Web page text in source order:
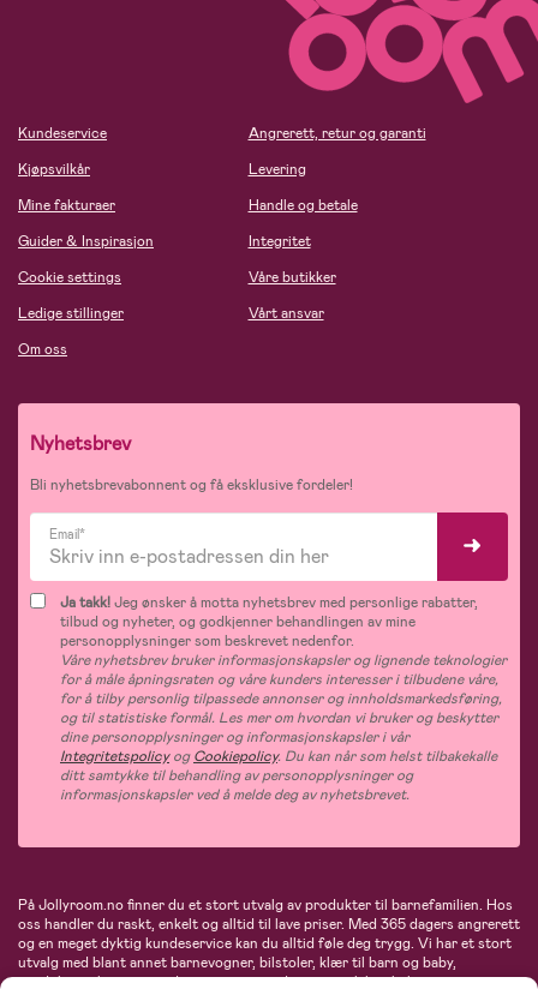
Kundeservice
Kjøpsvilkår
Mine fakturaer
Guider & Inspirasjon
Cookie settings
Ledige stillinger
Om oss
Angrerett, retur og garanti
Levering
Handle og betale
Integritet
Våre butikker
Vårt ansvar
Nyhetsbrev
Bli nyhetsbrevabonnent og få eksklusive fordeler!
Email*
Ja takk!Jeg ønsker å motta nyhetsbrev med personlige rabatter,
tilbud og nyheter, og godkjenner behandlingen av mine
personopplysninger som beskrevet nedenfor.
Våre nyhetsbrev bruker informasjonskapsler og lignende teknologier
for å måle åpningsraten og våre kunders interesser i tilbudene våre,
for å tilby personlig tilpassede annonser og innholdsmarkedsføring,
og til statistiske formål. Les mer om hvordan vi bruker og beskytter
dine personopplysninger og informasjonskapsler i vår
IntegritetspolicyogCookiepolicy. Du kan når som helst tilbakekalle
ditt samtykke til behandling av personopplysninger og
informasjonskapsler ved å melde deg av nyhetsbrevet.
På Jollyroom.no finner du et stort utvalg av produkter til barnefamilien. Hos
oss handler du raskt, enkelt og alltid til lave priser. Med 365 dagers angrerett
og en meget dyktig kundeservice kan du alltid føle deg trygg. Vi har et stort
utvalg med blant annet barnevogner, bilstoler, klær til barn og baby,
produkter til mor, mengder av inspirerende interiør, leker, babyustyr og mye